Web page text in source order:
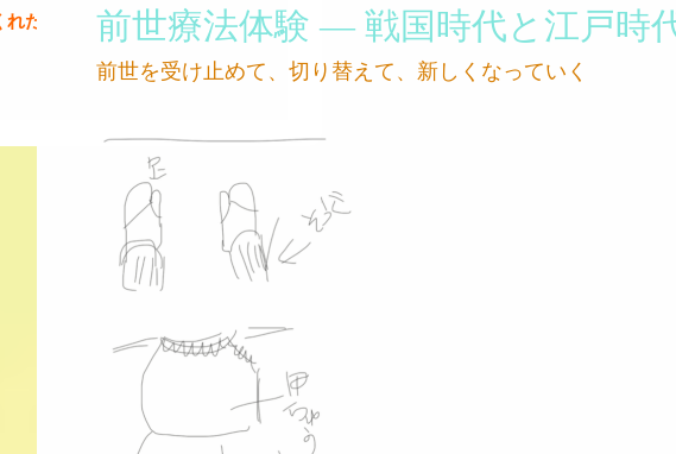
たことに、とても感謝してい
前世療法体験 ― 戦国時代と江戸時
前世を受け止めて、切り替えて、新しくなっていく